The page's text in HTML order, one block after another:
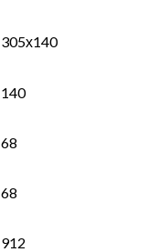
305х140
140
68
68
912